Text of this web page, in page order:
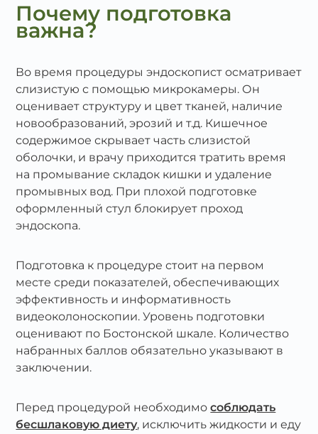
Почему подготовка
важна?
Во время процедуры эндоскопист осматривает
слизистую с помощью микрокамеры. Он
оценивает структуру и цвет тканей, наличие
новообразований, эрозий и т.д. Кишечное
содержимое скрывает часть слизистой
оболочки, и врачу приходится тратить время
на промывание складок кишки и удаление
промывных вод. При плохой подготовке
оформленный стул блокирует проход
эндоскопа.
Подготовка к процедуре стоит на первом
месте среди показателей, обеспечивающих
эффективность и информативность
видеоколоноскопии. Уровень подготовки
оценивают по Бостонской шкале. Количество
набранных баллов обязательно указывают в
заключении.
Перед процедурой необходимособлюдать
бесшлаковую диету, исключить жидкости и еду